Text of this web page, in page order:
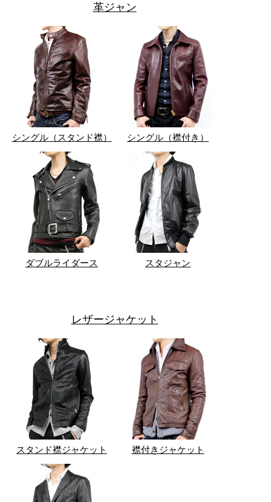
革ジャン
シングル（スタンド襟） シングル（襟付き）
ダブルライダース スタジャン
レザージャケット
スタンド襟ジャケット 襟付きジャケット